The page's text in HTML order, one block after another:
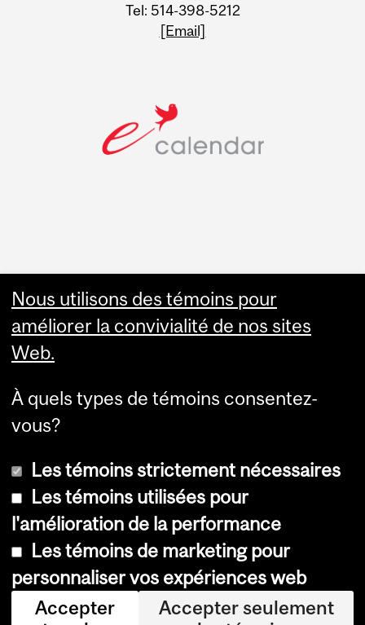
Tel: 514-398-5212
[Email]
Faculty Links
Contact
© Université McGill, 2026
Accessibilité
Avis sur les témoins
Nous utilisons des témoins pour
améliorer la convivialité de nos sites
Web.
À quels types de témoins consentez-
vous?
Les témoins strictement nécessaires
Les témoins utilisées pour
l'amélioration de la performance
Les témoins de marketing pour
personnaliser vos expériences web
Accepter
Accepter seulement